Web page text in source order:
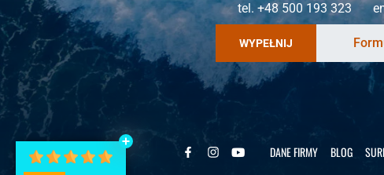
tel. +48 500 193 323
WYPEŁNIJ
DANE FIRMY BLOG